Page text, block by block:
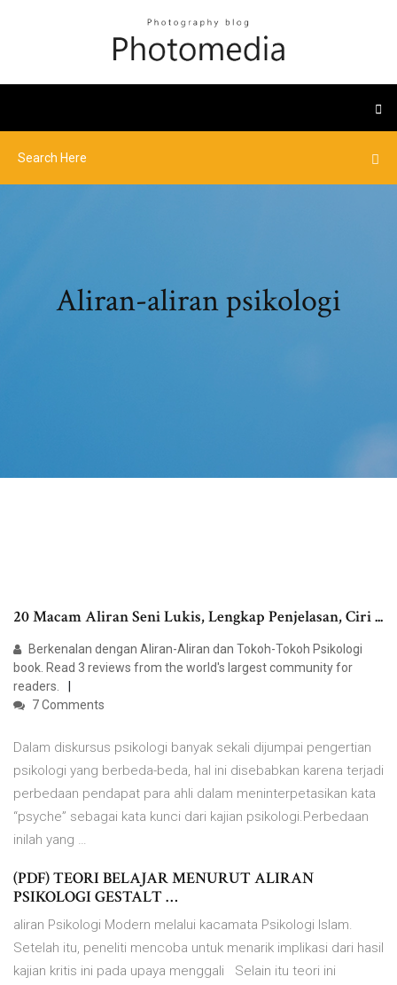
Aliran-aliran psikologi
20 Macam Aliran Seni Lukis, Lengkap Penjelasan, Ciri ...
Berkenalan dengan Aliran-Aliran dan Tokoh-Tokoh Psikologi
book. Read 3 reviews from the world's largest community for
readers.
7 Comments
Dalam diskursus psikologi banyak sekali dijumpai pengertian
psikologi yang berbeda-beda, hal ini disebabkan karena terjadi
perbedaan pendapat para ahli dalam meninterpetasikan kata
“psyche” sebagai kata kunci dari kajian psikologi.Perbedaan
inilah yang …
(PDF) TEORI BELAJAR MENURUT ALIRAN
PSIKOLOGI GESTALT …
aliran Psikologi Modern melalui kacamata Psikologi Islam.
Setelah itu, peneliti mencoba untuk menarik implikasi dari hasil
kajian kritis ini pada upaya menggali Selain itu teori ini